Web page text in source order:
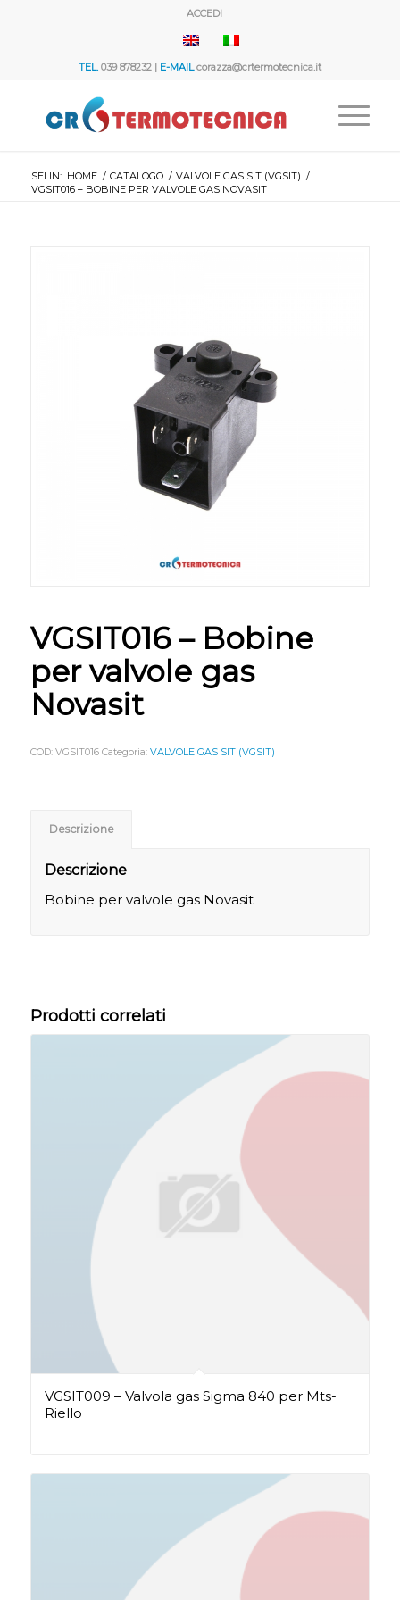
ACCEDI
TEL.039 878232 | E-MAILcorazza@crtermotecnica.it
SEI IN: HOME / CATALOGO / VALVOLE GAS SIT (VGSIT) /
VGSIT016 – BOBINE PER VALVOLE GAS NOVASIT
VGSIT016 – Bobine
per valvole gas
Novasit
COD: VGSIT016 Categoria: VALVOLE GAS SIT (VGSIT)
Descrizione
Descrizione
Bobine per valvole gas Novasit
Prodotti correlati
VGSIT009 – Valvola gas Sigma 840 per Mts-
Riello